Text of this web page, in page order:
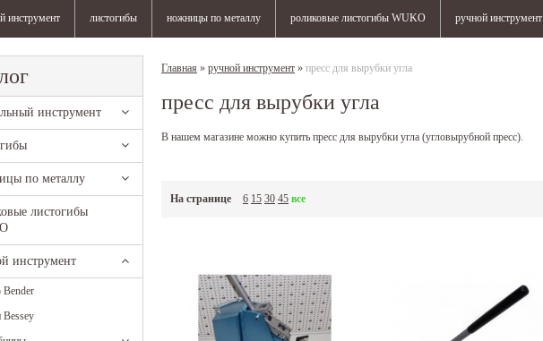
инструмент листогибы ножницы по металлу роликовые листогибы WUKO ручной инструмент
инструмент
по металлу
листогибы
инструмент
Bender
Главная » ручной инструмент » пресс для вырубки угла
пресс для вырубки угла
В нашем магазине можно купить пресс для вырубки угла (угловырубной пресс).
На странице 6 15 30 45 все